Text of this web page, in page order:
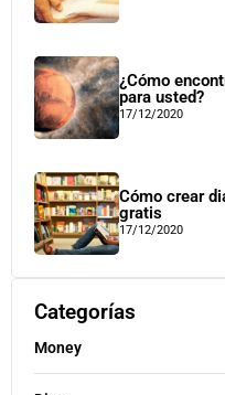
¿Cómo
para usted?
17/12/2020
Cómo crear
gratis
17/12/2020
Categorías
Money